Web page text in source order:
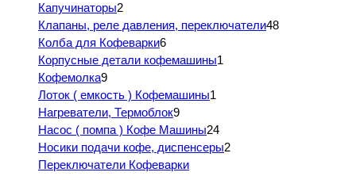
Капучинаторы2
Клапаны, реле давления, переключатели48
Колба для Кофеварки6
Корпусные детали кофемашины1
Кофемолка9
Лоток ( емкость ) Кофемашины1
Нагреватели, Термоблок9
Насос ( помпа ) Кофе Машины24
Носики подачи кофе, диспенсеры2
Переключатели Кофеварки